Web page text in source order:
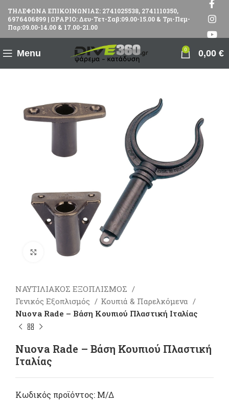
ΤΗΛΕΦΩΝΑ ΕΠΙΚΟΙΝΩΝΙΑΣ: 2741025538, 2741110350,
6976406899 | ΩΡΑΡΙΟ: Δευ-Τετ-Σαβ:09.00-15.00 & Τρι-Πεμ-
Παρ:09.00-14.00 & 17.00-21.00
Menu 0 0,00 €
Πατήστε για μεγέθυνση
ΝΑΥΤΙΛΙΑΚΟΣ ΕΞΟΠΛΙΣΜΟΣ
Γενικός Εξοπλισμός
Κουπιά & Παρελκόμενα
Nuova Rade – Βάση Κουπιού Πλαστική Ιταλίας
Nuova Rade – Βάση Κουπιού Πλαστική
Ιταλίας
Κωδικός προϊόντος: Μ/Δ